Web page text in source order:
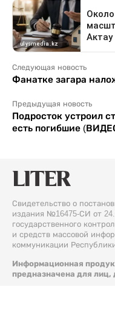
Следующая новость
Фанатке загара
Предыдущая новость
Подросток устроил
есть погибшие
Свидетельство о
издания №16475-СИ от
государственного
и средств массовой
коммуникации
Информационная
предназначена для лиц,